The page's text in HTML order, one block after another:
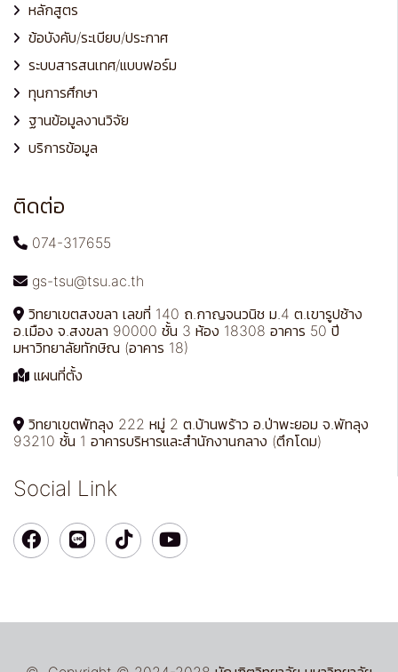
หลักสูตร
ข้อบังคับ/ระเบียบ/ประกาศ
ระบบสารสนเทศ/แบบฟอร์ม
ทุนการศึกษา
ฐานข้อมูลงานวิจัย
บริการข้อมูล
ติดต่อ
074-317655
gs-tsu@tsu.ac.th
วิทยาเขตสงขลา เลขที่ 140 ถ.กาญจนวนิช ม.4 ต.เขารูปช้าง
อ.เมือง จ.สงขลา 90000 ชั้น 3 ห้อง 18308 อาคาร 50 ปี
มหาวิทยาลัยทักษิณ (อาคาร 18)
แผนที่ตั้ง
วิทยาเขตพัทลุง 222 หมู่ 2 ต.บ้านพร้าว อ.ป่าพะยอม จ.พัทลุง
93210 ชั้น 1 อาคารบริหารและสำนักงานกลาง (ตึกโดม)
Social Link